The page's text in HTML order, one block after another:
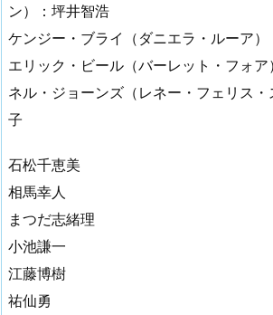
ン）：坪井智浩
ケンジー・ブライ（ダニエラ・ルーア）
エリック・ビール（バーレット・フォ
ネル・ジョーンズ（レネー・フェリス
子
石松千恵美
相馬幸人
まつだ志緒理
小池謙一
江藤博樹
祐仙勇